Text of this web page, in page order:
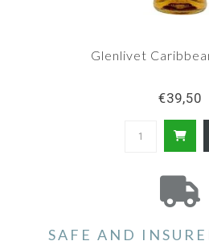
Glenlivet
€39,50
SAFE AND